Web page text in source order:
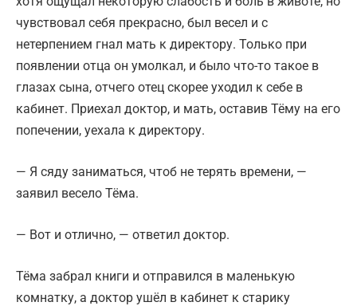
чувствовал себя прекрасно, был весел и с
нетерпением гнал мать к директору. Только при
появлении отца он умолкал, и было что-то такое в
глазах сына, отчего отец скорее уходил к себе в
кабинет. Приехал доктор, и мать, оставив Тёму на его
попечении, уехала к директору.
— Я сяду заниматься, чтоб не терять времени, —
заявил весело Тёма.
— Вот и отлично, — ответил доктор.
Тёма забрал книги и отправился в маленькую
комнатку, а доктор ушёл в кабинет к старику